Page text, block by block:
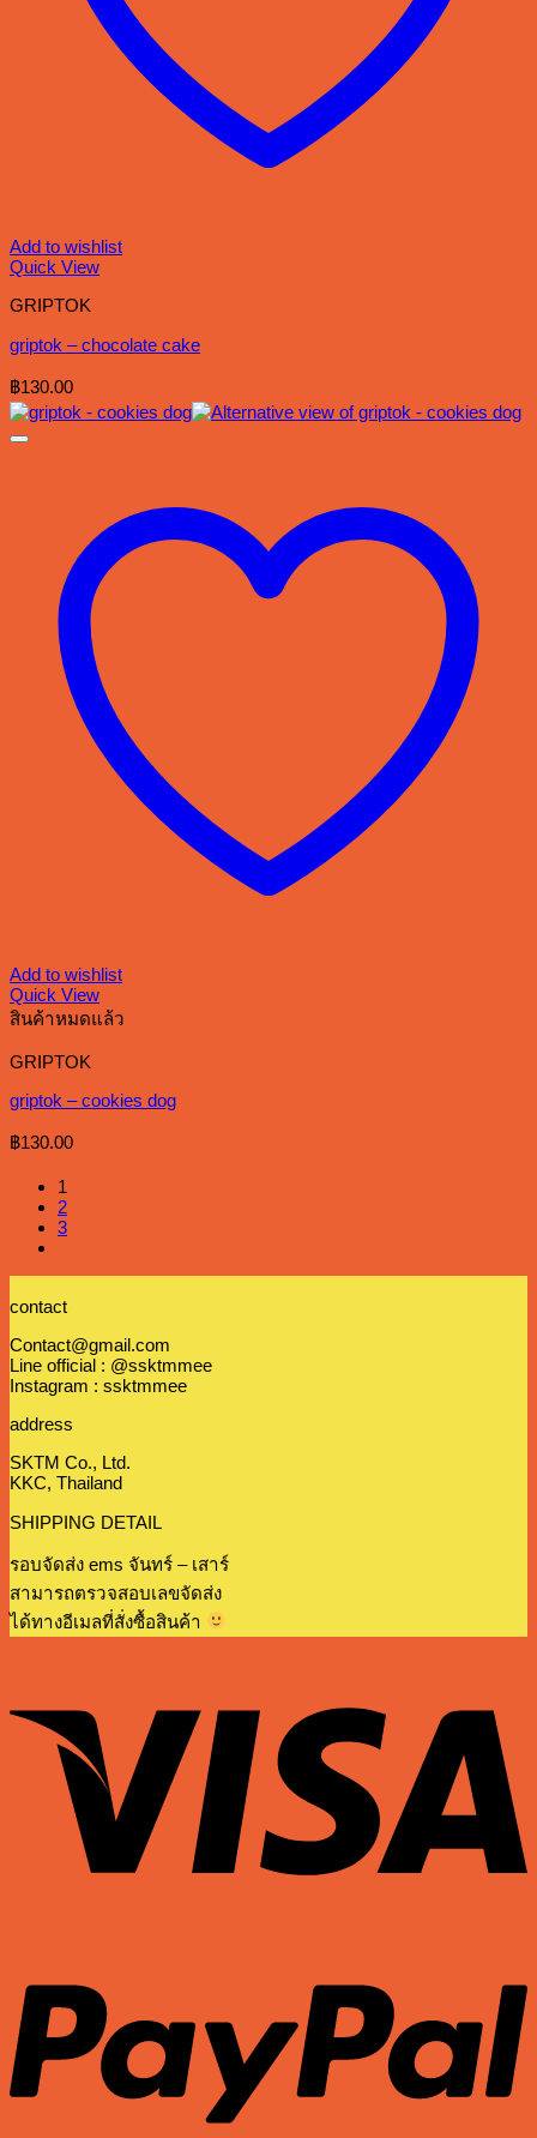
Add to wishlist
Quick View
GRIPTOK
griptok – chocolate cake
฿130.00
Add to wishlist
Quick View
สินค้าหมดแล้ว
GRIPTOK
griptok – cookies dog
฿130.00
1
2
3
contact
Contact@gmail.com
Line official : @ssktmmee
Instagram : ssktmmee
address
SKTM Co., Ltd.
KKC, Thailand
SHIPPING DETAIL
รอบจัดส่ง ems จันทร์ – เสาร์
สามารถตรวจสอบเลขจัดส่ง
ได้ทางอีเมลที่สั่งซื้อสินค้า